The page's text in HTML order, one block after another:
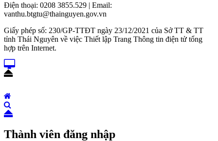
Điện thoại: 0208 3855.529 | Email:
vanthu.btgtu@thainguyen.gov.vn
Giấy phép số: 230/GP-TTĐT ngày 23/12/2021 của Sở TT & TT
tỉnh Thái Nguyên về việc Thiết lập Trang Thông tin điện tử tổng
hợp trên Internet.
Thành viên đăng nhập